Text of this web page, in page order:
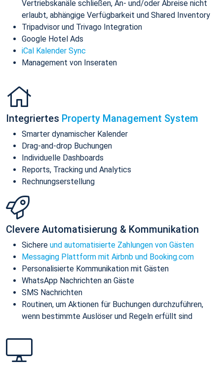
Vertriebskanäle schließen, An- und/oder Abreise nicht
erlaubt, abhängige Verfügbarkeit und Shared Inventory
Tripadvisor und Trivago Integration
Google Hotel Ads
iCal Kalender Sync
Management von Inseraten
Integriertes Property Management System
Smarter dynamischer Kalender
Drag-and-drop Buchungen
Individuelle Dashboards
Reports, Tracking und Analytics
Rechnungserstellung
Clevere Automatisierung & Kommunikation
Sichere und automatisierte Zahlungen von Gästen
Messaging Plattform mit Airbnb und Booking.com
Personalisierte Kommunikation mit Gästen
WhatsApp Nachrichten an Gäste
SMS Nachrichten
Routinen, um Aktionen für Buchungen durchzuführen,
wenn bestimmte Auslöser und Regeln erfüllt sind